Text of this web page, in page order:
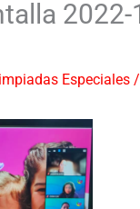
Especiales /